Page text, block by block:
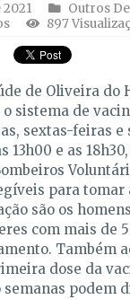
2021
Outros
897
de Oliveira do
sistema de
sextas-feiras e
13h00 e as
para tomar
são os
com mais de
Também
dose da
semanas podem